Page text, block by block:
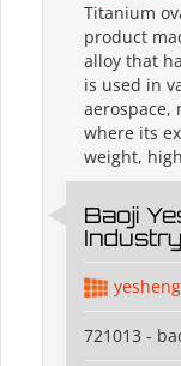
Titanium
product
alloy that
is used in
aerospace,
where its
weight,
Baoji
yesheng
721013 -